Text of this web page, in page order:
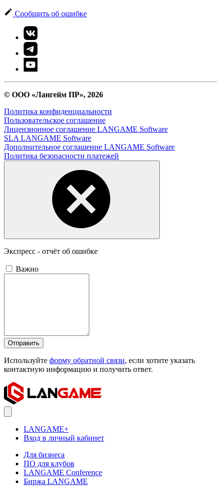
Сообщить об ошибке
© ООО «Лангейм ПР», 2026
Политика конфиденциальности
Пользовательское соглашение
Лицензионное соглашение LANGAME Software
SLA LANGAME Software
Дополнительное соглашение LANGAME Software
Политика безопасности платежей
Экспресс - отчёт об ошибке
Важно
Отправить
Используйте форму обратной связи, если хотите указать
контактную информацию и получить ответ.
LANGAME+
Вход в личный кабинет
Для бизнеса
ПО для клубов
LANGAME Conference
Биржа LANGAME